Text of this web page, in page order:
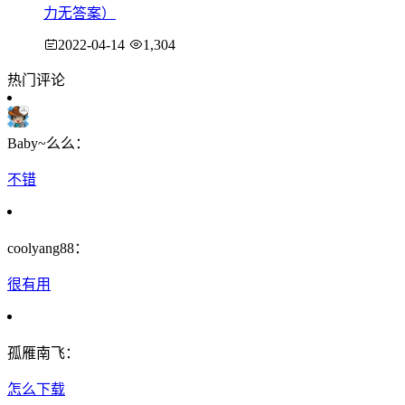
力无答案）
2022-04-14 1,304
热门评论
Baby~么么：
不错
coolyang88：
很有用
孤雁南飞：
怎么下载